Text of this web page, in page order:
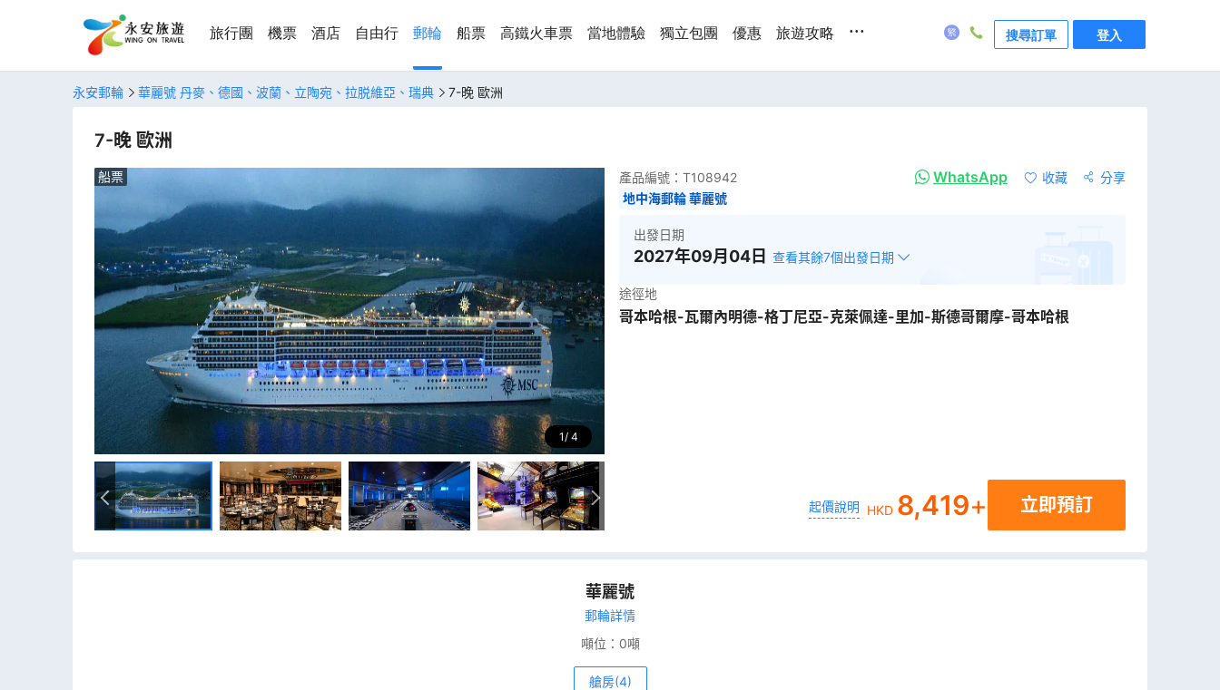
旅行團 機票 酒店 自由行 郵輪 船票 高鐵火車票 當地體驗 獨立包團 優惠 旅遊攻略 ... 搜尋訂單 登入
永安郵輪 華麗號 丹麥、德國、波蘭、立陶宛、拉脱維亞、瑞典 7-晚 歐洲
7-晚 歐洲
1 4
船票 產品編號： T108942 WhatsApp 收藏
分享
地中海郵輪 華麗號
出發日期
2027年09月04日 查看其餘7個出發日期
途徑地
哥本哈根-瓦爾內明德-格丁尼亞-克萊佩達-里加-斯德哥爾摩-哥本哈根
起價說明 HKD 8,419+ 立即預訂
華麗號
郵輪詳情
噸位： 0噸
艙房(4)